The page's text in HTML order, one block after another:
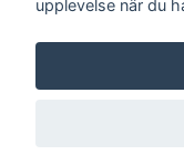
upplevelse när du